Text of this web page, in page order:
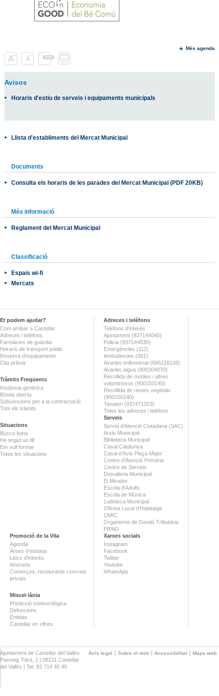
Més agenda
Avisos
Horaris d'estiu de serveis i equipaments municipals
Llista d'establiments del Mercat Municipal
Documents
Consulta els horaris de les parades del Mercat Municipal (PDF 20KB)
Més informació
Reglament del Mercat Municipal
Classificació
Espais wi-fi
Mercats
Et podem ajudar?
Com arribar a Castellar
Adreces i telèfons
Farmàcies de guàrdia
Horaris de transport públic
Reserva d'equipaments
Cita prèvia
Tràmits Freqüents
Instància genèrica
Bústia oberta
Subvencions per a la contractació
Tots els tràmits
Situacions
Busco feina
He tingut un fill
Em vull formar
Totes les situacions
Adreces i telèfons
Telèfons d'interès
Ajuntament (937144040)
Policia (937144830)
Emergències (112)
Ambulàncies (061)
Avaries enllumenat (686216138)
Avaries aigua (900304070)
Recollida de mobles i altres
voluminosos (900150140)
Recollida de restes vegetals
(900150140)
Tanatori (937471203)
Totes les adreces i telèfons
Serveis
Servei d'Atenció Ciutadana (SAC)
Arxiu Municipal
Biblioteca Municipal
Casal Catalunya
Casal d'Avis Plaça Major
Centre d'Atenció Primària
Centre de Serveis
Deixalleria Municipal
El Mirador
Escola d'Adults
Escola de Música
Ludoteca Municipal
Oficina Local d'Habitatge
OMIC
Organisme de Gestió Tributària
PIPAD
Promoció de la Vila
Agenda
Àrees d'esbarjo
Llocs d'interès
Itineraris
Comerços, restaurants i serveis
privats
Miscel·lània
Predicció meteorològica
Defuncions
Entitats
Castellar en xifres
Xarxes socials
Instagram
Facebook
Twitter
Youtube
WhatsApp
Avís legal Sobre el web Accessibilitat Mapa web
Ajuntament de Castellar del Vallès ·
Passeig Tolrà, 1 | 08211 Castellar
del Vallès | Tel. 93 714 40 40